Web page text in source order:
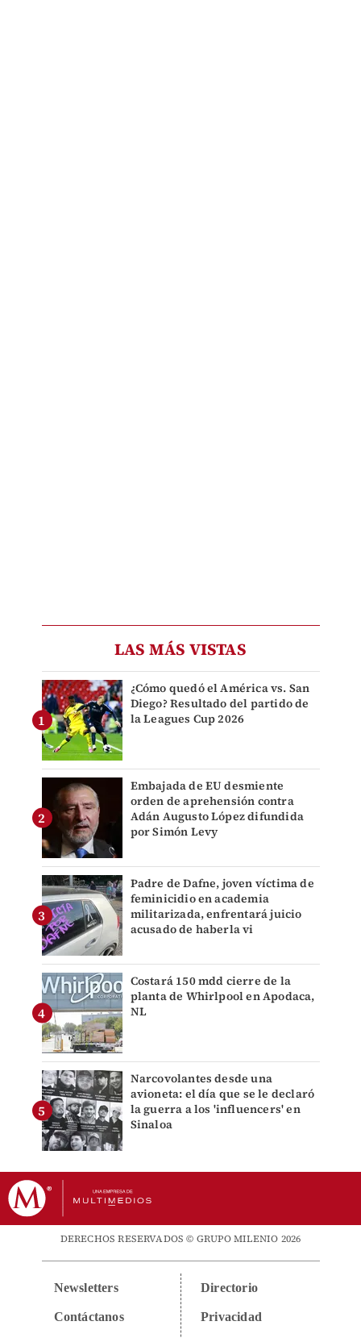
LAS MÁS VISTAS
¿Cómo quedó el América vs. San
Diego? Resultado del partido de
la Leagues Cup 2026
Embajada de EU desmiente
orden de aprehensión contra
Adán Augusto López difundida
por Simón Levy
Padre de Dafne, joven víctima de
feminicidio en academia
militarizada, enfrentará juicio
acusado de haberla vi
Costará 150 mdd cierre de la
planta de Whirlpool en Apodaca,
NL
Narcovolantes desde una
avioneta: el día que se le declaró
la guerra a los 'influencers' en
Sinaloa
DERECHOS RESERVADOS © GRUPO MILENIO 2026
Newsletters
Contáctanos
Directorio
Privacidad